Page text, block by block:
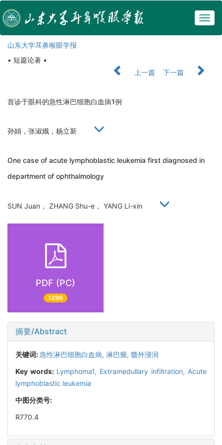
山东大学耳鼻喉眼学报
• 短篇论著 •
上一篇
下一篇
首诊于眼科的急性淋巴细胞白血病1例
孙娟，张淑娥，杨立新
One case of acute lymphoblastic leukemia first diagnosed in
department of ophthalmology
SUN Juan， ZHANG Shu-e， YANG Li-xin
PDF (PC)
1296
摘要/Abstract
关键词:急性淋巴细胞白血病, 淋巴瘤, 髓外浸润
Key words: Lymphoma1, Extramedullary infiltration, Acute
lymphoblastic leukemia
中图分类号:
R770.4